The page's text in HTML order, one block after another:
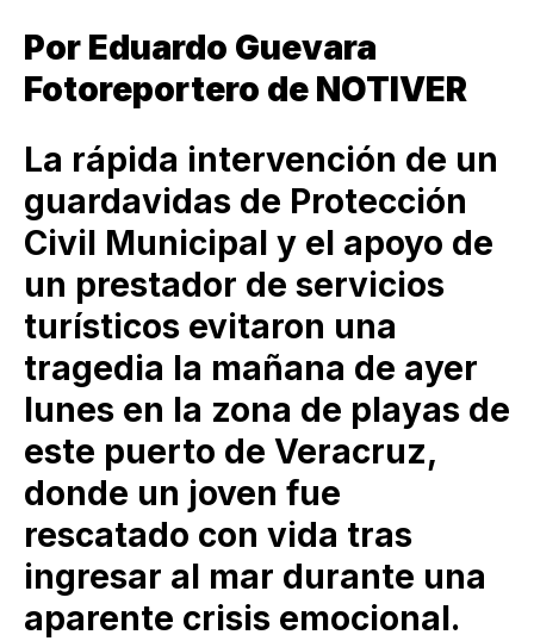
Por Eduardo Guevara
Fotoreportero de NOTIVER
La rápida intervención de un
guardavidas de Protección
Civil Municipal y el apoyo de
un prestador de servicios
turísticos evitaron una
tragedia la mañana de ayer
lunes en la zona de playas de
este puerto de Veracruz,
donde un joven fue
rescatado con vida tras
ingresar al mar durante una
aparente crisis emocional.